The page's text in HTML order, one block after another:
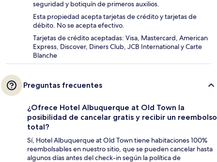
seguridad y botiquín de primeros auxilios.
Esta propiedad acepta tarjetas de crédito y tarjetas de
débito. No se acepta efectivo.
Tarjetas de crédito aceptadas: Visa, Mastercard, American
Express, Discover, Diners Club, JCB International y Carte
Blanche
Preguntas frecuentes
¿Ofrece Hotel Albuquerque at Old Town la
posibilidad de cancelar gratis y recibir un reembolso
total?
Sí, Hotel Albuquerque at Old Town tiene habitaciones 100%
reembolsables en nuestro sitio, que se pueden cancelar hasta
algunos días antes del check-in según la política de